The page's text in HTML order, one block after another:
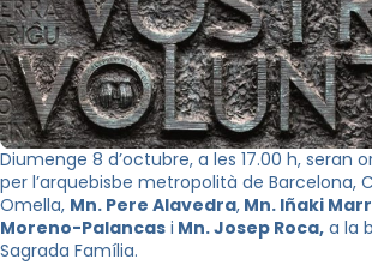
Diumenge 8 d’octubre, a les 17.00 h, seran
per l’arquebisbe metropolità de Barcelona,
Omella, Mn. Pere Alavedra, Mn. Iñaki
Moreno-Palancas i Mn. Josep Roca, a la
Sagrada Família.